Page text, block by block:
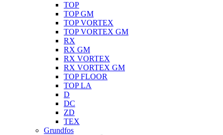
TOP
TOP GM
TOP VORTEX
TOP VORTEX GM
RX
RX GM
RX VORTEX
RX VORTEX GM
TOP FLOOR
TOP LA
D
DC
ZD
TEX
Grundfos